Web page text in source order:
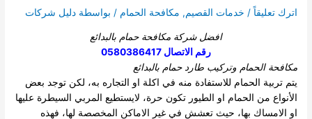
اترك تعليقاً / خدمات القصيم, مكافحة الحمام / بواسطة دليل شركات
افضل شركة مكافحة حمام بالبدائع
رقم الاتصال 0580386417
مكافحة الحمام وتركيب طارد حمام بالبدائع
يتم تربية الحمام للاستفادة منه في اكلة او التجاره به، لكن توجد بعض
الأنواع من الحمام او الطيور تكون حرة، لايستطيع المربي السيطرة عليها
او الامساك بها، حيث تعشش في غير الاماكن المخصصة لها، فهذه